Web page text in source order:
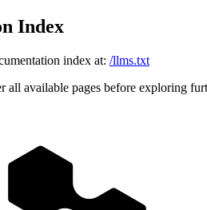
Index
index at: /llms.txt
all available pages before exploring